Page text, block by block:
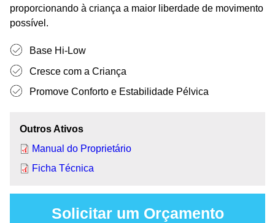
proporcionando à criança a maior liberdade de movimento
possível.
Base Hi-Low
Cresce com a Criança
Promove Conforto e Estabilidade Pélvica
Outros Ativos
Manual do Proprietário
Ficha Técnica
Solicitar um Orçamento